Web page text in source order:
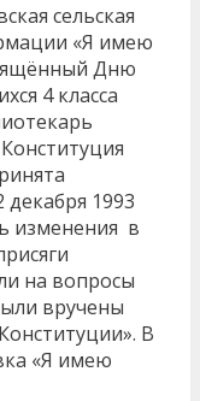
сельская
«Я имею
Дню
4 класса
1993
изменения в
на вопросы
вручены
В
«Я имею